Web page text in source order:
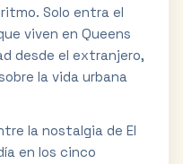
Solo entra el
viven en Queens
desde el extranjero,
la vida urbana
la nostalgia de El
en los cinco